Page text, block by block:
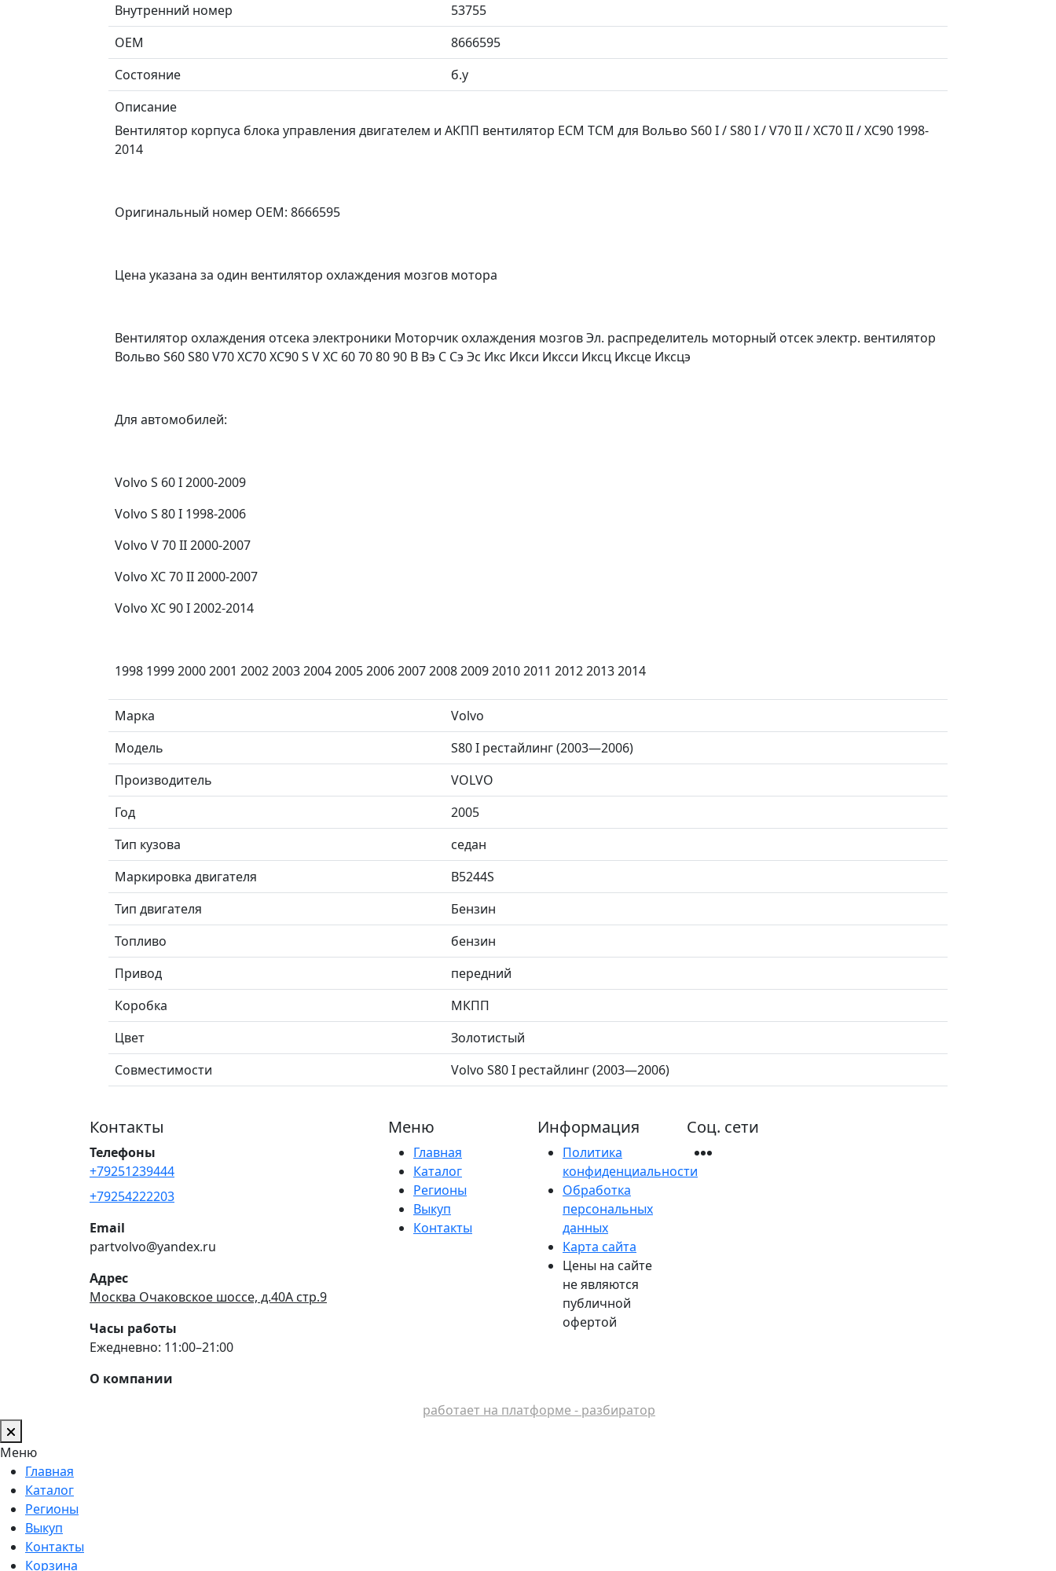
Внутренний номер
53755
ОЕМ
8666595
Состояние
б.у
Описание
Вентилятор корпуса блока управления двигателем и АКПП вентилятор ECM TCM для Вольво S60 I / S80 I / V70 II / XC70 II / XC90 1998-
2014
Оригинальный номер OEM: 8666595
Цена указана за один вентилятор охлаждения мозгов мотора
Вентилятор охлаждения отсека электроники Моторчик охлаждения мозгов Эл. распределитель моторный отсек электр. вентилятор
Вольво S60 S80 V70 XC70 XC90 S V XC 60 70 80 90 В Вэ С Сэ Эс Икс Икси Иксси Иксц Иксце Иксцэ
Для автомобилей:
Volvo S 60 I 2000-2009
Volvo S 80 I 1998-2006
Volvo V 70 II 2000-2007
Volvo XC 70 II 2000-2007
Volvo XC 90 I 2002-2014
1998 1999 2000 2001 2002 2003 2004 2005 2006 2007 2008 2009 2010 2011 2012 2013 2014
Марка
Volvo
Модель
S80 I рестайлинг (2003—2006)
Производитель
VOLVO
Год
2005
Тип кузова
седан
Маркировка двигателя
B5244S
Тип двигателя
Бензин
Топливо
бензин
Привод
передний
Коробка
МКПП
Цвет
Золотистый
Совместимости
Volvo S80 I рестайлинг (2003—2006)
Контакты
Телефоны
+79251239444
+79254222203
Email
partvolvo@yandex.ru
Адрес
Москва Очаковское шоссе, д.40А стр.9
Часы работы
Ежедневно: 11:00–21:00
О компании
Меню
Главная
Каталог
Регионы
Выкуп
Контакты
Информация
Политика
конфиденциальности
Обработка
персональных
данных
Карта сайта
Цены на сайте
не являются
публичной
офертой
Соц. сети
работает на платформе - разбиратор
Меню
Главная
Каталог
Регионы
Выкуп
Контакты
Корзина